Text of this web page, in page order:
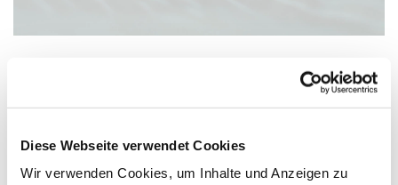
Diese Webseite verwendet Cookies
Wir verwenden Cookies, um Inhalte und Anzeigen zu
18:00 - 19:00 Uhr